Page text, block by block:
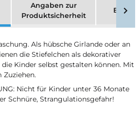
Angaben zur
Produktsicherheit
Als hübsche Girlande oder an
die Stiefelchen als dekorativer
Kinder selbst gestalten können. Mit
Nicht für Kinder unter 36 Monate
Schnüre, Strangulationsgefahr!